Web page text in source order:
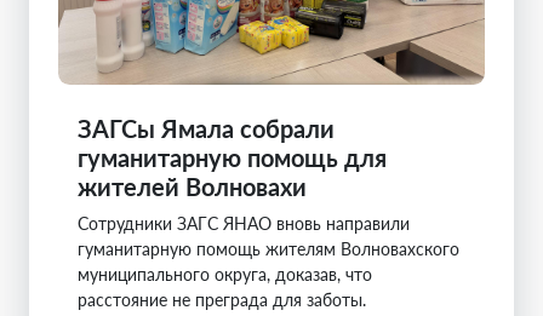
ЗАГСы Ямала собрали
гуманитарную помощь для
жителей Волновахи
Сотрудники ЗАГС ЯНАО вновь направили
гуманитарную помощь жителям Волновахского
муниципального округа, доказав, что
расстояние не преграда для заботы.